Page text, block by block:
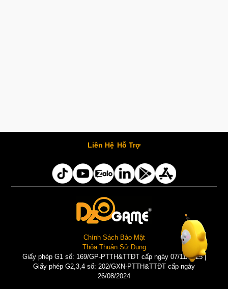
Liên Hệ Hỗ Trợ
Chính Sách Bảo Mật
Thỏa Thuận Sử Dụng
Giấy phép G1 số: 169/GP-PTTH&TTĐT cấp ngày 07/11/2025 |
Giấy phép G2,3,4 số: 202/GXN-PTTH&TTĐT cấp ngày
26/08/2024